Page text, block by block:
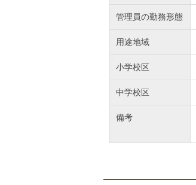
管理員の勤務形態
用途地域
小学校区
中学校区
備考